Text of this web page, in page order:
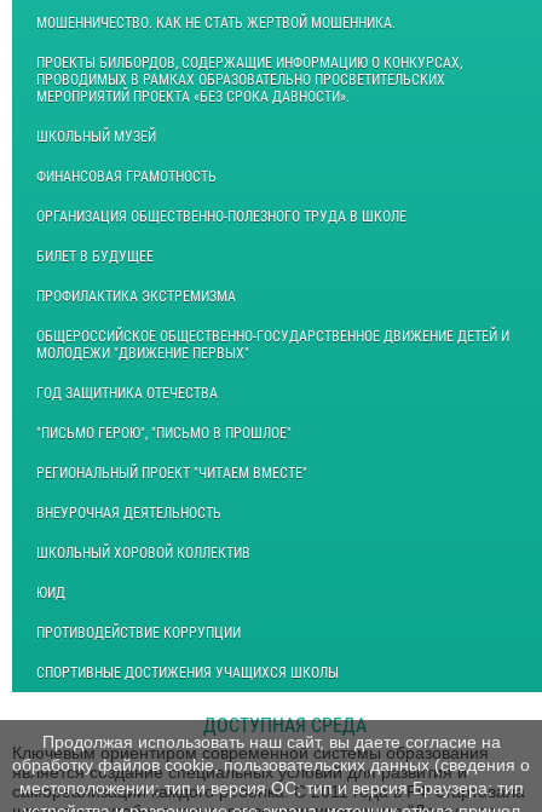
МОШЕННИЧЕСТВО. КАК НЕ СТАТЬ ЖЕРТВОЙ МОШЕННИКА.
ПРОЕКТЫ БИЛБОРДОВ, СОДЕРЖАЩИЕ ИНФОРМАЦИЮ О КОНКУРСАХ,
ПРОВОДИМЫХ В РАМКАХ ОБРАЗОВАТЕЛЬНО ПРОСВЕТИТЕЛЬСКИХ
МЕРОПРИЯТИЙ ПРОЕКТА «БЕЗ СРОКА ДАВНОСТИ».
ШКОЛЬНЫЙ МУЗЕЙ
ФИНАНСОВАЯ ГРАМОТНОСТЬ
ОРГАНИЗАЦИЯ ОБЩЕСТВЕННО-ПОЛЕЗНОГО ТРУДА В ШКОЛЕ
БИЛЕТ В БУДУЩЕЕ
ПРОФИЛАКТИКА ЭКСТРЕМИЗМА
ОБЩЕРОССИЙСКОЕ ОБЩЕСТВЕННО-ГОСУДАРСТВЕННОЕ ДВИЖЕНИЕ ДЕТЕЙ И
МОЛОДЕЖИ "ДВИЖЕНИЕ ПЕРВЫХ"
ГОД ЗАЩИТНИКА ОТЕЧЕСТВА
"ПИСЬМО ГЕРОЮ", "ПИСЬМО В ПРОШЛОЕ"
РЕГИОНАЛЬНЫЙ ПРОЕКТ "ЧИТАЕМ ВМЕСТЕ"
ВНЕУРОЧНАЯ ДЕЯТЕЛЬНОСТЬ
ШКОЛЬНЫЙ ХОРОВОЙ КОЛЛЕКТИВ
ЮИД
ПРОТИВОДЕЙСТВИЕ КОРРУПЦИИ
СПОРТИВНЫЕ ДОСТИЖЕНИЯ УЧАЩИХСЯ ШКОЛЫ
ДОСТУПНАЯ СРЕДА
Ключевым ориентиром современной системы образования
является создание специальных условий для развития и
самореализации каждого ребенка. С 2011 года в РФ стартовала
Продолжая использовать наш сайт, вы даете согласие на
обработку файлов cookie, пользовательских данных (сведения о
местоположении; тип и версия ОС; тип и версия Браузера; тип